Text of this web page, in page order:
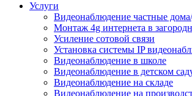
Услуги
Видеонаблюдение частные
Монтаж 4g интернета в
Усиление сотовой связи
Установка системы IP
Видеонаблюдение в школе
Видеонаблюдение в детском
Видеонаблюдение на складе
Видеонаблюдение на